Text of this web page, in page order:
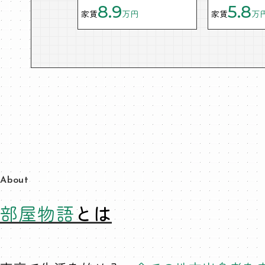
家賃8.9万円 家賃5.8万
About
部屋物語とは